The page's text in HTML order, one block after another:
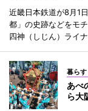
近畿日本鉄道が8月1
都」の史跡などをモ
四神（しじん）ライ
暮らす
あべ
ら大